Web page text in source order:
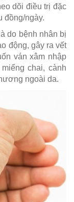
dõi điều trị đặc
đồng/ngày.
do bệnh nhân bị
động, gây ra vết
ván xâm nhập
chai, cành
ngoài da.